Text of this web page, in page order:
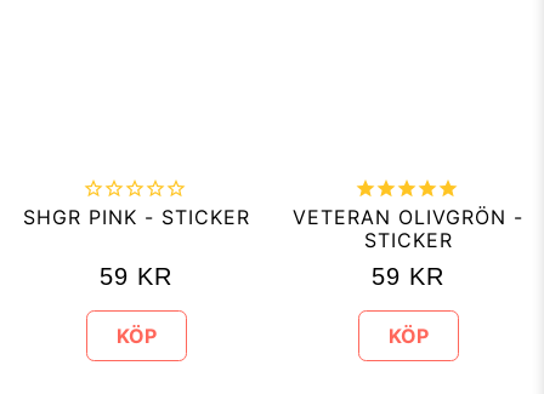
SHGR PINK - STICKER
59 KR
KÖP
VETERAN OLIVGRÖN -
STICKER
59 KR
KÖP